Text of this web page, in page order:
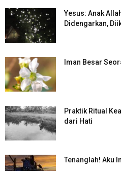
Yesus: Anak
Didengarkan,
Iman Besar
Praktik Ritual
dari Hati
Tenanglah! Aku